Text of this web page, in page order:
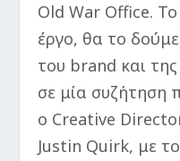
Old War Office. Το
έργο, θα το
του brand και
σε μία συζήτηση
ο Creative
Justin Quirk, με